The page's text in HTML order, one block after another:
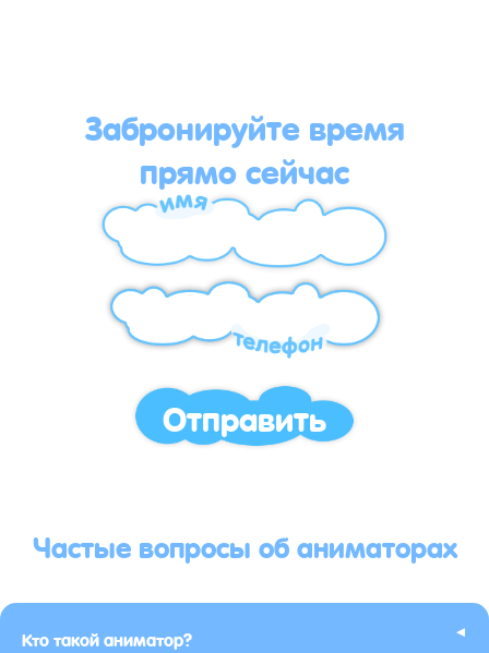
Забронируйте время
прямо сейчас
Отправить
Частые вопросы об аниматорах
Кто такой аниматор? ▸